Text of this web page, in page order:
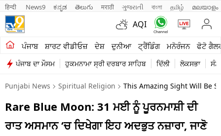
हिन्दी News9 ಕನ್ನಡ తెలుగు मराठी ગુજરાતી বাংলা தமிழ் മലയാളം
AQI
ਪੰਜਾਬ ਸ਼ਾਰਟ ਵੀਡੀਓਜ਼ ਦੇਸ਼ ਦੁਨੀਆ ਟ੍ਰੈਂਡਿੰਗ ਮਨੋਰੰਜਨ ਫੋਟੋ
ਪੰਜਾਬ ਦਾ ਮੌਸਮ ਹੁਕਮਨਾਮਾ ਸ੍ਰੀ ਦਰਬਾਰ ਸਾਹਿਬ ਦਿੱਲੀ ਲੋਕਸਭਾ
ਖੇਤੀਬਾੜੀ
ਸ਼ਾਰਟ ਵੀਡੀਓਜ਼
ਕਾਰੋਬਾਰ
ਕਰਿਅਰ
Punjabi News Spiritual Religion This Amazing Sight Will Be
Rare Blue Moon: 31 ਮਈ ਨੂੰ ਪੂਰਨਮਾਸ਼ੀ ਦੀ
ਰਾਤ ਅਸਮਾਨ ‘ਚ ਦਿਖੇਗਾ ਇਹ ਅਦਭੁਤ ਨਜ਼ਾਰਾ, ਜਾਣੋ